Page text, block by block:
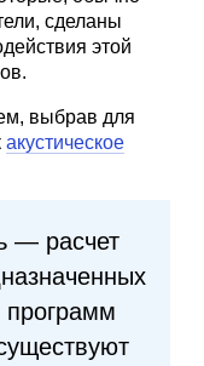
сделаны
этой
выбрав для
акустическое
— расчет
программ